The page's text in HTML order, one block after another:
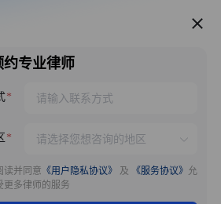
服务推荐
约专业律师
读并同意 《用户隐私协议》 及 《服务协议》 允
更多律师的服务